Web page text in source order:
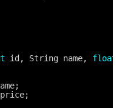
id, String name, float